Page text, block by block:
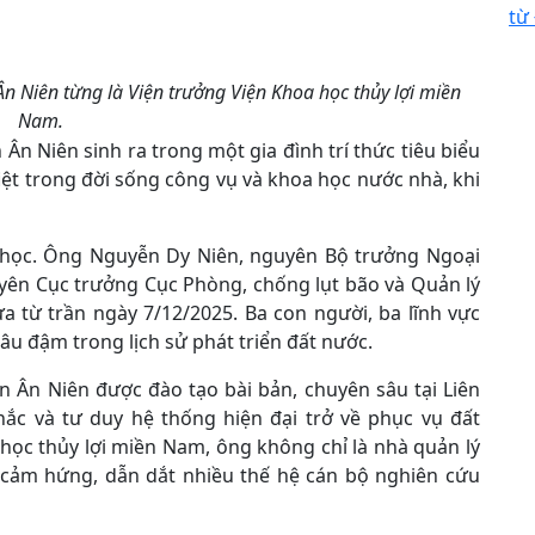
Niên từng là Viện trưởng Viện Khoa học thủy lợi miền
Nam.
Ân Niên sinh ra trong một gia đình trí thức tiêu biểu
trong đời sống công vụ và khoa học nước nhà, khi
Ông Nguyễn Dy Niên, nguyên Bộ trưởng Ngoại
Cục trưởng Cục Phòng, chống lụt bão và Quản lý
từ trần ngày 7/12/2025. Ba con người, ba lĩnh vực
đậm trong lịch sử phát triển đất nước.
Ân Niên được đào tạo bài bản, chuyên sâu tại Liên
và tư duy hệ thống hiện đại trở về phục vụ đất
thủy lợi miền Nam, ông không chỉ là nhà quản lý
hứng, dẫn dắt nhiều thế hệ cán bộ nghiên cứu
từ